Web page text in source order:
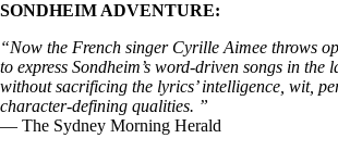
SONDHEIM ADVENTURE:
“Now the French singer Cyrille Aimee throws
to express Sondheim’s word-driven songs in the
without sacrificing the lyrics’ intelligence, wit,
character-defining qualities. ”
— The Sydney Morning Herald